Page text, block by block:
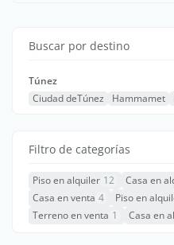
Buscar por destino
Túnez
Ciudad deTúnez
Hammamet
Filtro de categorías
Piso en alquiler 12 Casa en
Casa en venta 4 Piso en
Terreno en venta 1 Casa en